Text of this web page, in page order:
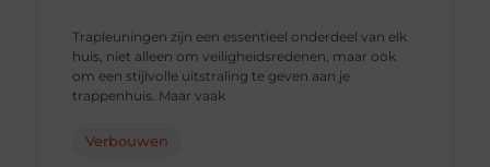
Trapleuningen zijn een essentieel onderdeel van elk
huis, niet alleen om veiligheidsredenen, maar ook
om een stijlvolle uitstraling te geven aan je
trappenhuis. Maar vaak
Verbouwen